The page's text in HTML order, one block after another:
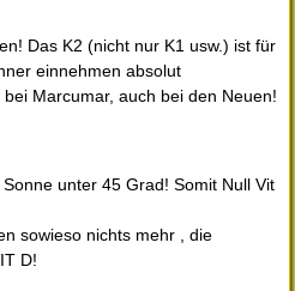
Das K2 (nicht nur K1 usw.) ist für
einnehmen absolut
Marcumar, auch bei den Neuen!
unter 45 Grad! Somit Null Vit
sowieso nichts mehr , die
D!